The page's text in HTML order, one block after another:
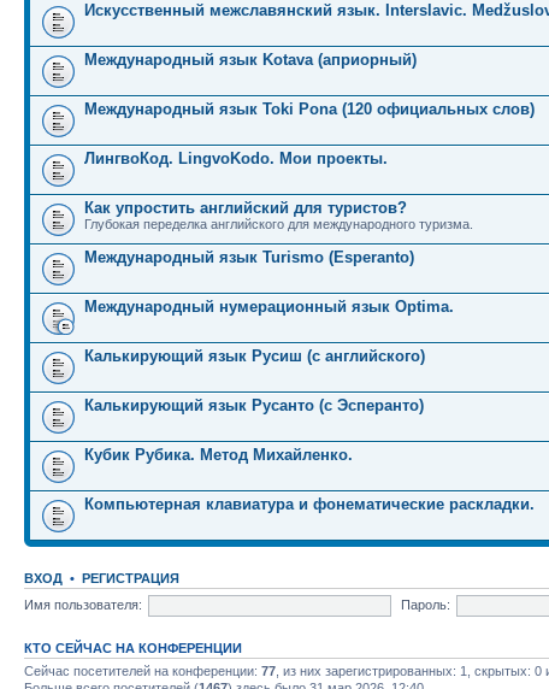
Искусственный межславянский язык. Interslavic.
Международный язык Kotava (априорный)
Международный язык Toki Pona (120 официальных слов)
ЛингвоКод. LingvoKodo. Мои проекты.
Как упростить английский для туристов?
Глубокая переделка английского для международного туризма.
Международный язык Turismo (Esperanto)
Международный нумерационный язык Optima.
Калькирующий язык Русиш (с английского)
Калькирующий язык Русанто (с Эсперанто)
Кубик Рубика. Метод Михайленко.
Компьютерная клавиатура и фонематические раскладки.
ВХОД • РЕГИСТРАЦИЯ
Имя пользователя:
Пароль:
КТО СЕЙЧАС НА КОНФЕРЕНЦИИ
Сейчас посетителей на конференции: 77 , из них зарегистрированных: 1, скрытых: